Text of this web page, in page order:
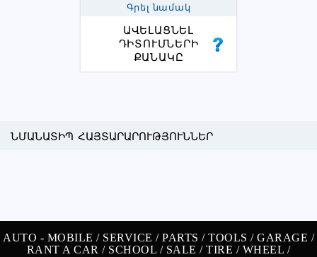
Գրել նամակ
ԱՎԵԼԱՑՆԵԼ
ԴԻՏՈՒՄՆԵՐԻ
ՔԱՆԱԿԸ
ՆՄԱՆԱՏԻՊ ՀԱՅՏԱՐԱՐՈՒԹՅՈՒՆՆԵՐ
AUTO - MOBILE / SERVICE / PARTS / TOOLS / GARAGE /
RANT A CAR / SCHOOL / SALE /TIRE / WHEEL /